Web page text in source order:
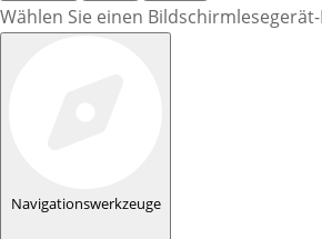
Wählen Sie einen
Navigationswerkzeuge